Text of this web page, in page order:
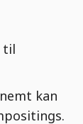
til
kan